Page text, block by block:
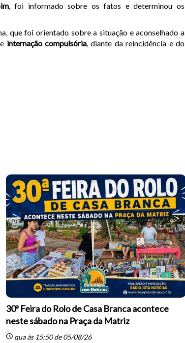
, foi informado sobre os fatos e determinou os
que foi orientado sobre a situação e aconselhado a
internação compulsória, diante da reincidência e do
30ª Feira do Rolo de Casa Branca acontece
neste sábado na Praça da Matriz
schedulequa às 15:50 de 05/08/26